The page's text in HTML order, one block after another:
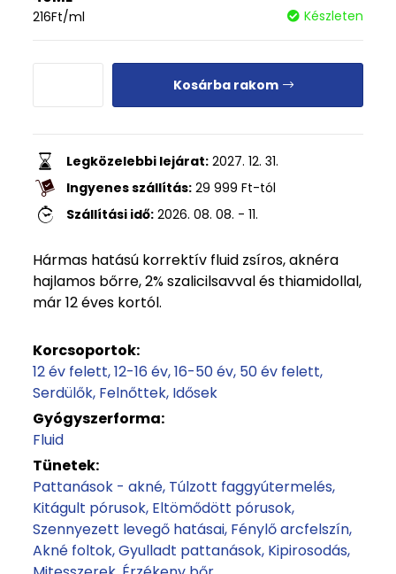
216Ft/ml Készleten
Kosárba rakom
Legközelebbi lejárat: 2027. 12. 31.
Ingyenes szállítás: 29 999 Ft-tól
Szállítási idő: 2026. 08. 08. - 11.
Hármas hatású korrektív fluid zsíros, aknéra
hajlamos bőrre, 2% szalicilsavval és thiamidollal,
már 12 éves kortól.
Korcsoportok:
12 év felett 12-16 év 16-50 év 50 év felett
Serdülők Felnőttek Idősek
Gyógyszerforma:
Fluid
Tünetek:
Pattanások - akné Túlzott faggyútermelés
Kitágult pórusok Eltömődött pórusok
Szennyezett levegő hatásai Fénylő arcfelszín
Akné foltok Gyulladt pattanások Kipirosodás